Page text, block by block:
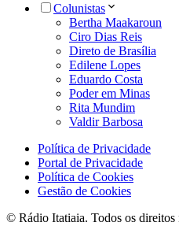
Colunistas
Bertha Maakaroun
Ciro Dias Reis
Direto de Brasília
Edilene Lopes
Eduardo Costa
Poder em Minas
Rita Mundim
Valdir Barbosa
Política de Privacidade
Portal de Privacidade
Política de Cookies
Gestão de Cookies
© Rádio Itatiaia. Todos os direitos